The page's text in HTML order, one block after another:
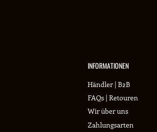
INFORMATIONEN
Händler | B2B
FAQs | Retouren
Wir über uns
Zahlungsarten